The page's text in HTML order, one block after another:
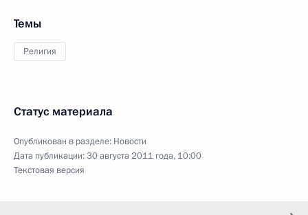
Темы
Религия
Статус материала
Опубликован в разделе: Новости
Дата публикации:30 августа 2011 года, 10:00
Текстовая версия